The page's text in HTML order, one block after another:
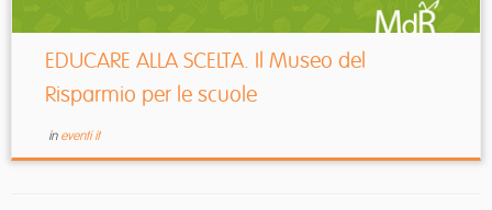
EDUCARE ALLA SCELTA. Il Museo del
Risparmio per le scuole
in eventi it